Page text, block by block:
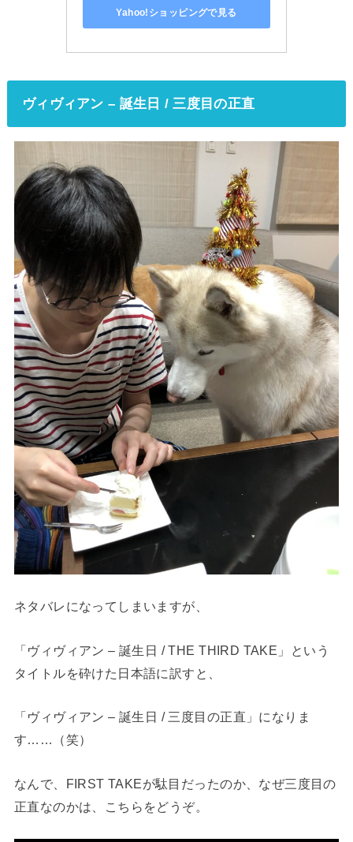
Yahoo!ショッピングで見る
ヴィヴィアン – 誕生日 / 三度目の正直
ネタバレになってしまいますが、
「ヴィヴィアン – 誕生日 / THE THIRD TAKE」
という
タイトルを砕けた日本語に訳すと、
「ヴィヴィアン – 誕生日 / 三度目の正直」 になりま
す……（笑）
なんで、FIRST TAKEが駄目だったのか、なぜ三度目の
正直なのかは、こちらをどうぞ。